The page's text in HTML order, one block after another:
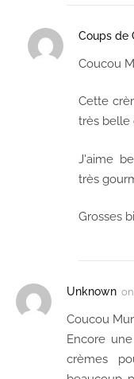
Coups de
Coucou
Cette
très belle
J'aime
très
Grosses
Unknown on
Coucou
Encore
crèmes